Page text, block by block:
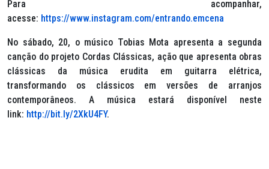
Para acompanhar,
acesse: https://www.instagram.com/entrando.emcena
No sábado, 20, o músico Tobias Mota apresenta a segunda
canção do projeto Cordas Clássicas, ação que apresenta obras
clássicas da música erudita em guitarra elétrica,
transformando os clássicos em versões de arranjos
contemporâneos. A música estará disponível neste
link: http://bit.ly/2XkU4FY.